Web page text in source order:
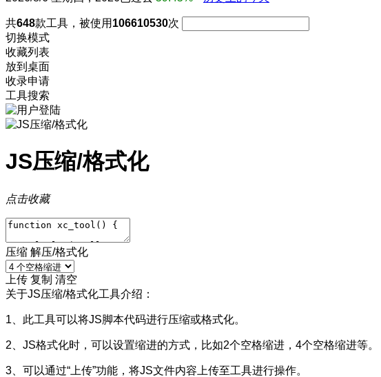
共648款工具，被使用 106610530次
切换模式
收藏列表
放到桌面
收录申请
工具搜索
JS压缩/格式化
点击收藏
压缩 解压/格式化
上传 复制 清空
关于JS压缩/格式化工具介绍：
1、此工具可以将JS脚本代码进行压缩或格式化。
2、JS格式化时，可以设置缩进的方式，比如2个空格缩进，4个空格缩进等。
3、可以通过“上传”功能，将JS文件内容上传至工具进行操作。